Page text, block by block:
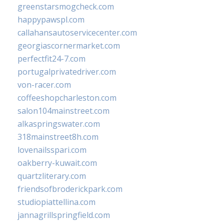
greenstarsmogcheck.com
happypawspl.com
callahansautoservicecenter.com
georgiascornermarket.com
perfectfit24-7.com
portugalprivatedriver.com
von-racer.com
coffeeshopcharleston.com
salon104mainstreet.com
alkaspringswater.com
318mainstreet8h.com
lovenailsspari.com
oakberry-kuwait.com
quartzliterary.com
friendsofbroderickpark.com
studiopiattellina.com
jannagrillspringfield.com